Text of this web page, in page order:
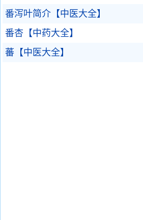
番泻叶简介【中医大全】
番杏【中药大全】
蕃【中医大全】